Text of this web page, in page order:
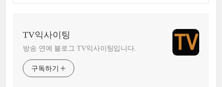
TV익사이팅
방송 연예 블로그 TV익사이팅입니다.
구독하기